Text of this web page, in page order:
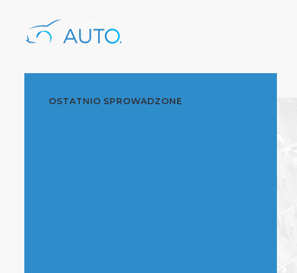
OSTATNIO SPROWADZONE